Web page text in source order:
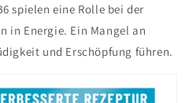
spielen eine Rolle bei der
in Energie. Ein Mangel an
und Erschöpfung führen.